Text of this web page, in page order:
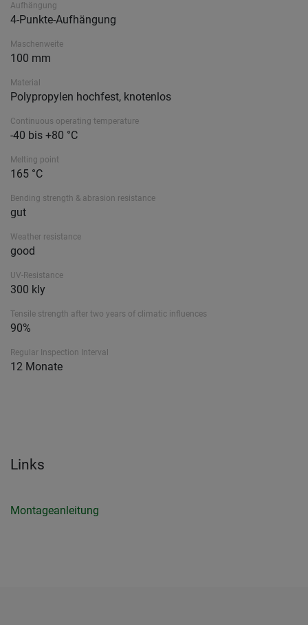
Aufhängung
4-Punkte-Aufhängung
Maschenweite
100 mm
Material
Polypropylen hochfest, knotenlos
Continuous operating temperature
-40 bis +80 °C
Melting point
165 °C
Bending strength & abrasion resistance
gut
Weather resistance
good
UV-Resistance
300 kly
Tensile strength after two years of climatic influences
90%
Regular Inspection Interval
12 Monate
Links
Montageanleitung